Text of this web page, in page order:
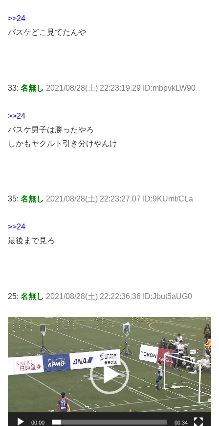
>>24
バスケどこ見てたんや
33: 名無し 2021/08/28(土) 22:23:19.29 ID:mbpvkLW90
>>24
バスケ男子は勝ったやろ
しかもヤクルト引き分けやんけ
35: 名無し 2021/08/28(土) 22:23:27.07 ID:9KUmt/CLa
>>24
最後まで見ろ
25: 名無し 2021/08/28(土) 22:22:36.36 ID:Jbut5aUG0
動
画
ー
00:00 00:34